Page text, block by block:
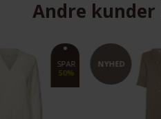
Andre